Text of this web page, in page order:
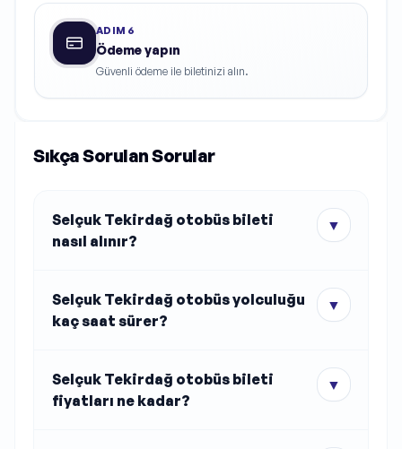
ADIM 6
Ödeme yapın
Güvenli ödeme ile biletinizi alın.
Sıkça Sorulan Sorular
Selçuk Tekirdağ otobüs bileti
nasıl alınır?
▼
Selçuk Tekirdağ otobüs yolculuğu
kaç saat sürer?
▼
Selçuk Tekirdağ otobüs bileti
fiyatları ne kadar?
▼